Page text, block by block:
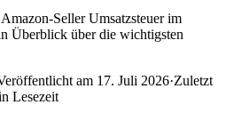
Seller Umsatzsteuer im
Überblick über die wichtigsten
am 17. Juli 2026·Zuletzt
Lesezeit